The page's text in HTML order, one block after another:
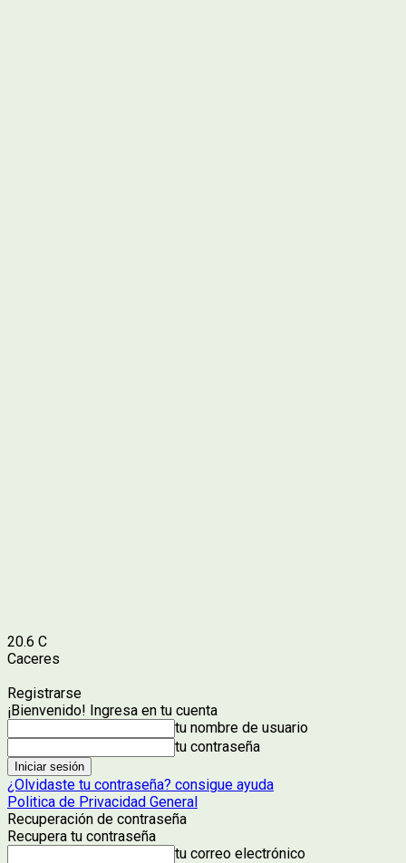
20.6 C
Caceres
Registrarse
¡Bienvenido! Ingresa en tu cuenta
tu nombre de usuario
tu contraseña
¿Olvidaste tu contraseña? consigue ayuda
Politica de Privacidad General
Recuperación de contraseña
Recupera tu contraseña
tu correo electrónico